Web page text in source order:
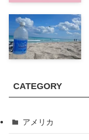
CATEGORY
アメリカ